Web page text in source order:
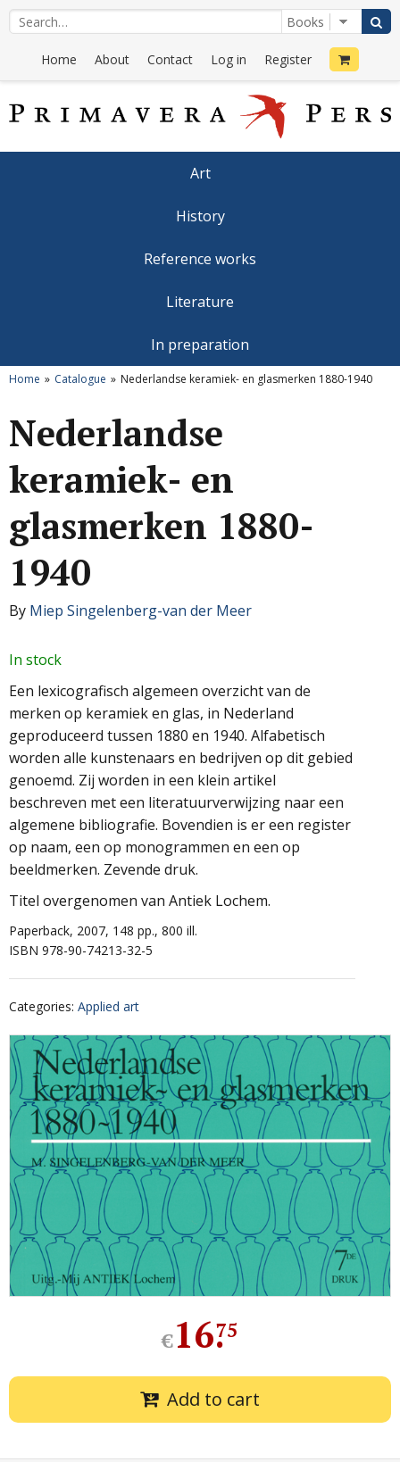
Home About Contact Log in Register
Art
History
Reference works
Literature
In preparation
Home Catalogue Nederlandse keramiek- en glasmerken 1880-1940
Nederlandse
keramiek- en
glasmerken 1880-
1940
By Miep Singelenberg-van der Meer
In stock
Een lexicografisch algemeen overzicht van de
merken op keramiek en glas, in Nederland
geproduceerd tussen 1880 en 1940. Alfabetisch
worden alle kunstenaars en bedrijven op dit gebied
genoemd. Zij worden in een klein artikel
beschreven met een literatuurverwijzing naar een
algemene bibliografie. Bovendien is er een register
op naam, een op monogrammen en een op
beeldmerken. Zevende druk.
Titel overgenomen van Antiek Lochem.
Paperback, 2007, 148 pp., 800 ill.
ISBN 978-90-74213-32-5
Categories: Applied art
€16.
75
Add to cart